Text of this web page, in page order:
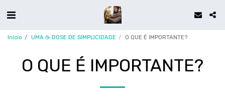
Início UMA ☕ DOSE DE SIMPLICIDADE O QUE É IMPORTANTE?
O QUE É IMPORTANTE?